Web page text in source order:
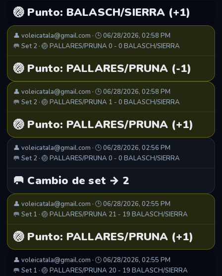
🏐 Punto: BALASCH/SIERRA (+1)
👤 voleicatala@gmail.com · 🕒 06/28/2026, 02:58 PM
🥅 Set 2 · 🏐 PALLARES/PRUNA 0 - 0 BALASCH/SIERRA
🏐 Punto: PALLARES/PRUNA (-1)
👤 voleicatala@gmail.com · 🕒 06/28/2026, 02:58 PM
🥅 Set 2 · 🏐 PALLARES/PRUNA 1 - 0 BALASCH/SIERRA
🏐 Punto: PALLARES/PRUNA (+1)
👤 voleicatala@gmail.com · 🕒 06/28/2026, 02:56 PM
🥅 Set 2 · 🏐 PALLARES/PRUNA 0 - 0 BALASCH/SIERRA
🥅 Cambio de set → 2
👤 voleicatala@gmail.com · 🕒 06/28/2026, 02:55 PM
🥅 Set 1 · 🏐 PALLARES/PRUNA 21 - 19 BALASCH/SIERRA
🏐 Punto: PALLARES/PRUNA (+1)
👤 voleicatala@gmail.com · 🕒 06/28/2026, 02:55 PM
🥅 Set 1 · 🏐 PALLARES/PRUNA 20 - 19 BALASCH/SIERRA